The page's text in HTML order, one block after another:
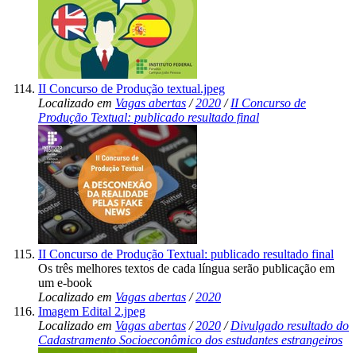
II Concurso de Produção textual.jpeg
Localizado em Vagas abertas /2020 /II Concurso de
Produção Textual: publicado resultado final
II Concurso de Produção Textual: publicado resultado final
Os três melhores textos de cada língua serão publicação em
um e-book
Localizado em Vagas abertas /2020
Imagem Edital 2.jpeg
Localizado em Vagas abertas /2020 /Divulgado resultado do
Cadastramento Socioeconômico dos estudantes estrangeiros